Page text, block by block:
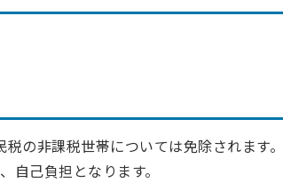
の非課税世帯については免除されます
己負担となります。